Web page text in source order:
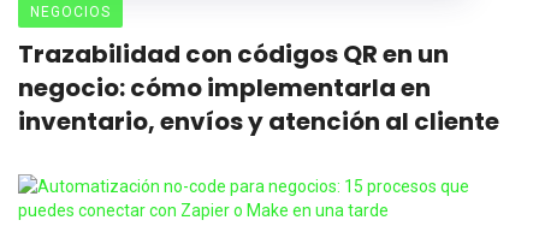
NEGOCIOS
Trazabilidad con códigos QR en un
negocio: cómo implementarla en
inventario, envíos y atención al cliente